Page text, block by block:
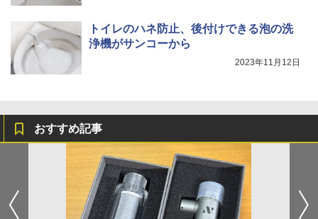
トイレのハネ防止、後付けできる泡の洗
浄機がサンコーから
2023年11月12日
おすすめ記事